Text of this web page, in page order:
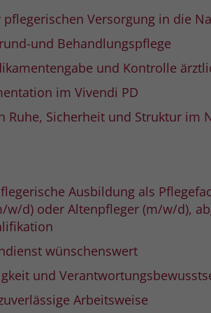
Versorgung in die
und Behandlungspflege
und Kontrolle
im Vivendi PD
Ruhe, Sicherheit und Struktur im
Ausbildung als
w/d) oder Altenpfleger (m/w/d),
wünschenswert
und
Arbeitsweise
Name _gcl_dc
Anbieter Google Ads
Laufzeit 90 Tage
Werbeanzeige geklickt
Erfolge wie z.B.
Kontaktanfragen der
Name _fbp